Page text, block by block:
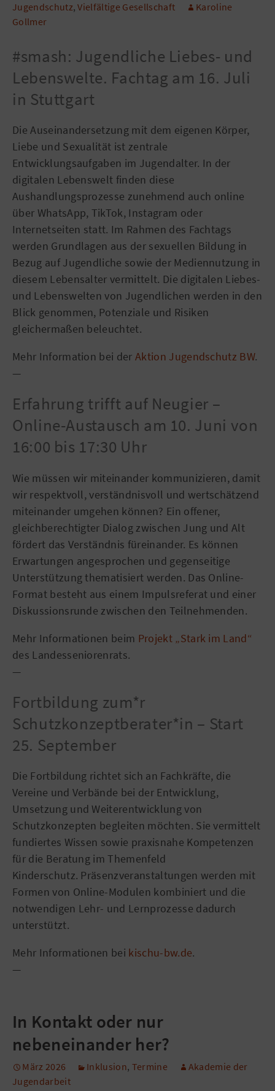
Jugendschutz,Vielfältige Gesellschaft
Karoline
Gollmer
#smash: Jugendliche Liebes- und
Lebenswelte. Fachtag am 16. Juli
in Stuttgart
Die Auseinandersetzung mit dem eigenen Körper,
Liebe und Sexualität ist zentrale
Entwicklungsaufgaben im Jugendalter. In der
digitalen Lebenswelt finden diese
Aushandlungsprozesse zunehmend auch online
über WhatsApp, TikTok, Instagram oder
Internetseiten statt. Im Rahmen des Fachtags
werden Grundlagen aus der sexuellen Bildung in
Bezug auf Jugendliche sowie der Mediennutzung in
diesem Lebensalter vermittelt. Die digitalen Liebes-
und Lebenswelten von Jugendlichen werden in den
Blick genommen, Potenziale und Risiken
gleichermaßen beleuchtet.
Mehr Information bei derAktion Jugendschutz BW.
—
Erfahrung trifft auf Neugier –
Online-Austausch am 10. Juni von
16:00 bis 17:30 Uhr
Wie müssen wir miteinander kommunizieren, damit
wir respektvoll, verständnisvoll und wertschätzend
miteinander umgehen können? Ein offener,
gleichberechtigter Dialog zwischen Jung und Alt
fördert das Verständnis füreinander. Es können
Erwartungen angesprochen und gegenseitige
Unterstützung thematisiert werden. Das Online-
Format besteht aus einem Impulsreferat und einer
Diskussionsrunde zwischen den Teilnehmenden.
Mehr Informationen beim Projekt „Stark im Land“
des Landesseniorenrats.
—
Fortbildung zum*r
Schutzkonzeptberater*in – Start
25. September
Die Fortbildung richtet sich an Fachkräfte, die
Vereine und Verbände bei der Entwicklung,
Umsetzung und Weiterentwicklung von
Schutzkonzepten begleiten möchten. Sie vermittelt
fundiertes Wissen sowie praxisnahe Kompetenzen
für die Beratung im Themenfeld
Kinderschutz. Präsenzveranstaltungen werden mit
Formen von Online-Modulen kombiniert und die
notwendigen Lehr- und Lernprozesse dadurch
unterstützt.
Mehr Informationen bei kischu-bw.de.
—
In Kontakt oder nur
nebeneinander her?
März 2026 Inklusion, Termine
Akademie der
Jugendarbeit